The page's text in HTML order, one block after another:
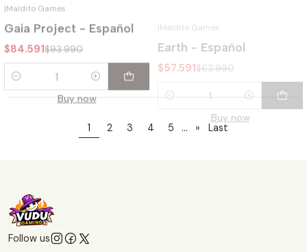
$84.591$93.990
Quantity
Quantity
Buy now
1 2 3 4 5 ... » Last
Follow us